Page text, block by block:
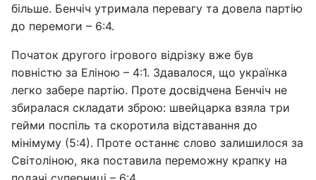
більше. Бенчіч утримала перевагу та довела партію
до перемоги – 6:4.
Початок другого ігрового відрізку вже був
повністю за Еліною – 4:1. Здавалося, що українка
легко забере партію. Проте досвідчена Бенчіч не
збиралася складати зброю: швейцарка взяла три
гейми поспіль та скоротила відставання до
мінімуму (5:4). Проте останнє слово залишилося за
Світоліною, яка поставила переможну крапку на